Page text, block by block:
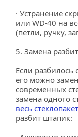
· Устранение
или WD-40 на
(петли, ручку,
5. Замена
Если
его можно
современных
замена одного
весь стеклопакет
разбит штапик: